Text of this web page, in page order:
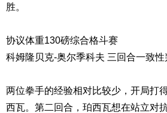
胜。
协议体重130磅综合格斗赛
科姆隆贝克-奥尔季科夫 三回合一致
两位拳手的经验相对比较少，开局打
西瓦。第二回合，珀西瓦想在站立对